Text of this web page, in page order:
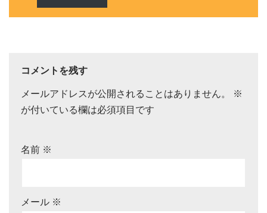
コメントを残す
メールアドレスが公開されることはありません。
※
が付いている欄は必須項目です
名前 ※
メール ※